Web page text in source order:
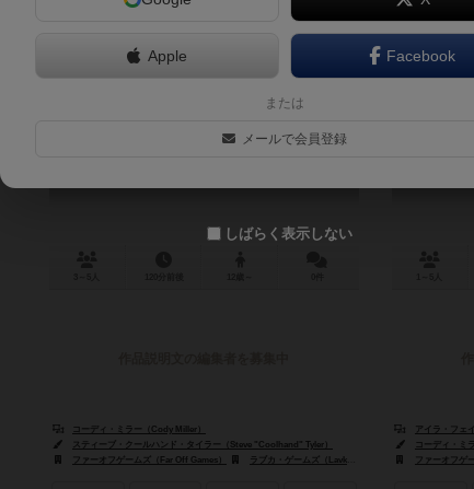
シア：ドリフトシステムの伝説 セ
Xia: Legends of a Drift System – Sellsword
コーディ・ミラー（Cody Miller）
スティーブ・クールハンド・タイラー（Steve "Coolhand" Tyler）
ファーオフゲームズ（Far Off Games）
ラブカ・ゲームズ（Lavka Games） マルディタ ゲ
アイラ・フェ
コーディ・ミ
ファーオフゲ
Apple Facebook
または
メールで会員登録
しばらく表示しない